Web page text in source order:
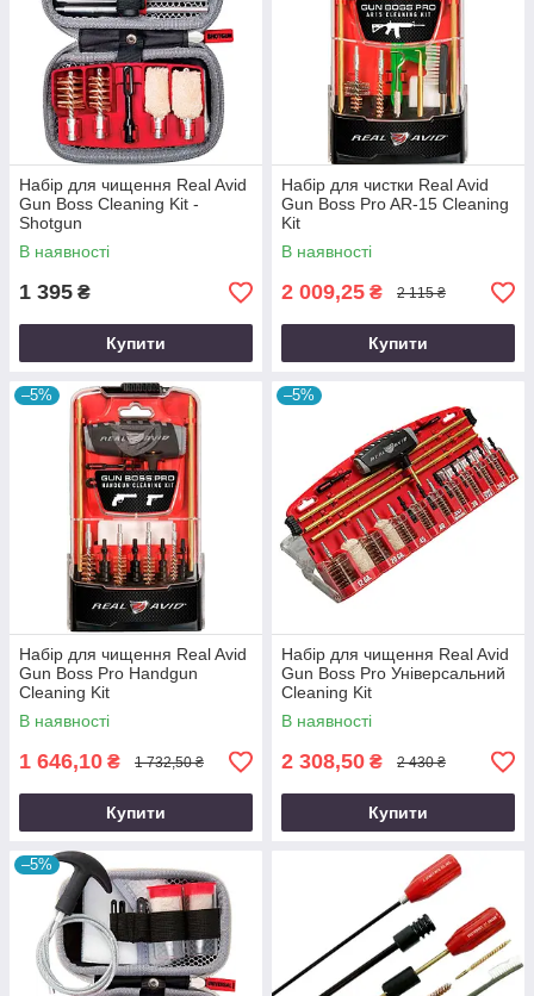
Набір для чищення Real Avid
Gun Boss Cleaning Kit -
Shotgun
В наявності
1 395 ₴
Купити
Набір для чистки Real Avid
Gun Boss Pro AR-15 Cleaning
Kit
В наявності
2 009,25 ₴ 2 115 ₴
Купити
–5%
Набір для чищення Real Avid
Gun Boss Pro Handgun
Cleaning Kit
В наявності
1 646,10 ₴ 1 732,50 ₴
Купити
–5%
Набір для чищення Real Avid
Gun Boss Pro Універсальний
Cleaning Kit
В наявності
2 308,50 ₴ 2 430 ₴
Купити
–5%